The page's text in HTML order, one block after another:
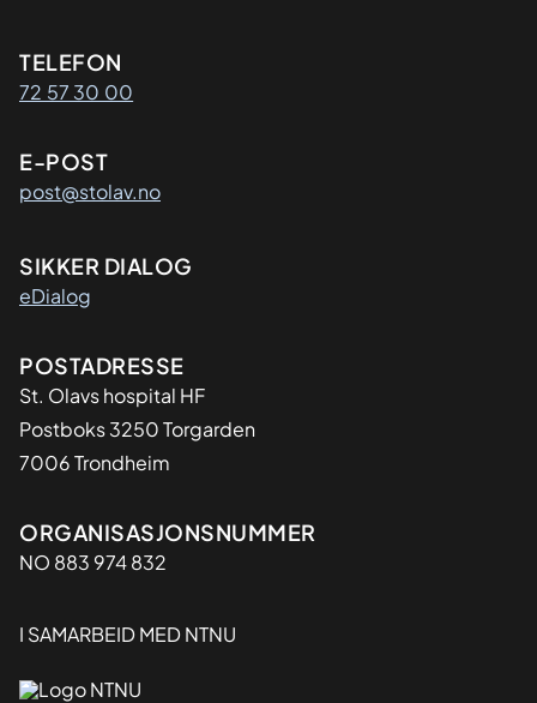
Kontaktinformasjon
TELEFON
72 57 30 00
E-POST
post@stolav.no
SIKKER DIALOG
eDialog
Adresse
POSTADRESSE
St. Olavs hospital HF
Postboks 3250 Torgarden
7006 Trondheim
Organisasjon
ORGANISASJONSNUMMER
NO 883 974 832
I SAMARBEID MED NTNU